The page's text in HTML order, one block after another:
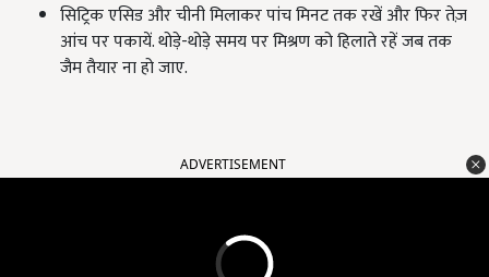
सिट्रिक एसिड और चीनी मिलाकर पांच मिनट तक रखें और फिर तेज़
आंच पर पकायें. थोड़े-थोड़े समय पर मिश्रण को हिलाते रहें जब तक
जैम तैयार ना हो जाए.
ADVERTISEMENT